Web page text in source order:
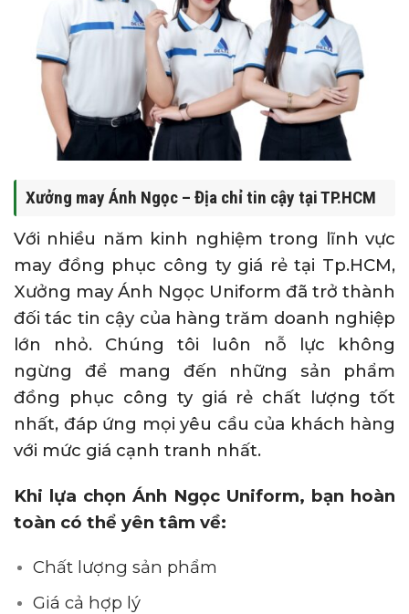
Xưởng may Ánh Ngọc – Địa chỉ tin cậy tại TP.HCM
Với nhiều năm kinh nghiệm trong lĩnh vực
may đồng phục công ty giá rẻ tại Tp.HCM,
Xưởng may Ánh Ngọc Uniform đã trở thành
đối tác tin cậy của hàng trăm doanh nghiệp
lớn nhỏ. Chúng tôi luôn nỗ lực không
ngừng để mang đến những sản phẩm
đồng phục công ty giá rẻ chất lượng tốt
nhất, đáp ứng mọi yêu cầu của khách hàng
với mức giá cạnh tranh nhất.
Khi lựa chọn Ánh Ngọc Uniform, bạn hoàn
toàn có thể yên tâm về:
Chất lượng sản phẩm
Giá cả hợp lý